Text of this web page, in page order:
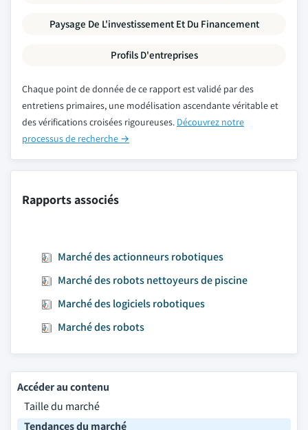
Paysage De L'investissement Et Du Financement
Profils D'entreprises
Chaque point de donnée de ce rapport est validé par des
entretiens primaires, une modélisation ascendante véritable et
des vérifications croisées rigoureuses. Découvrez notre
processus de recherche →
Rapports associés
Marché des actionneurs robotiques
Marché des robots nettoyeurs de piscine
Marché des logiciels robotiques
Marché des robots
Accéder au contenu
Taille du marché
Tendances du marché